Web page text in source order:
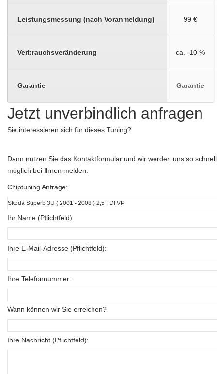
Leistungsmessung (nach Voranmeldung) 99 €
Verbrauchsveränderung ca. -10 %
Garantie Garantie
Jetzt unverbindlich anfragen
Sie interessieren sich für dieses Tuning?
Dann nutzen Sie das Kontaktformular und wir werden uns so
möglich bei Ihnen melden.
Chiptuning Anfrage:
Ihr Name (Pflichtfeld):
Ihre E-Mail-Adresse (Pflichtfeld):
Ihre Telefonnummer:
Wann können wir Sie erreichen?
Ihre Nachricht (Pflichtfeld):